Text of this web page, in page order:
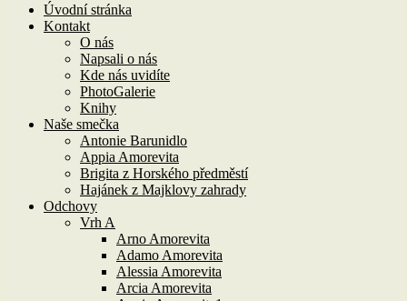
Úvodní stránka
Kontakt
O nás
Napsali o nás
Kde nás uvidíte
PhotoGalerie
Knihy
Naše smečka
Antonie Barunidlo
Appia Amorevita
Brigita z Horského předměstí
Hajánek z Majklovy zahrady
Odchovy
Vrh A
Arno Amorevita
Adamo Amorevita
Alessia Amorevita
Arcia Amorevita